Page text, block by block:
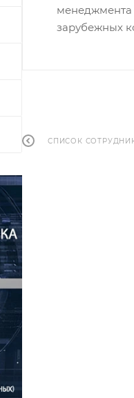
менеджмента
зарубежных
СПИСОК